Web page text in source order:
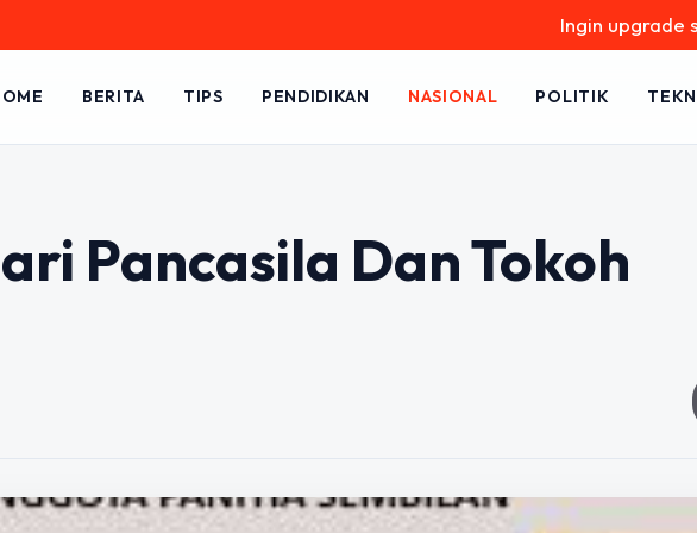
Ingin upgrade skill
BERITA TIPS PENDIDIKAN NASIONAL POLITIK
Pancasila Dan Tokoh